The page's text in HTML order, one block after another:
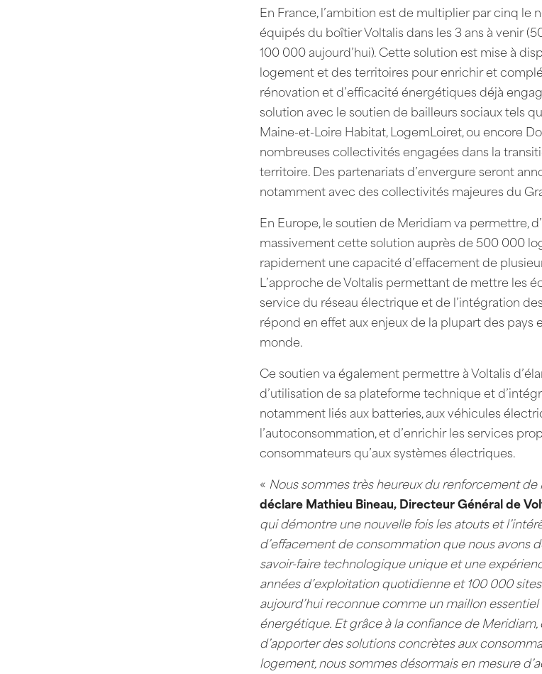
En France, l’ambition est de multiplier par cinq le
équipés du boîtier Voltalis dans les 3 ans à venir
100 000 aujourd’hui). Cette solution est mise à
logement et des territoires pour enrichir et
rénovation et d’efficacité énergétiques déjà
solution avec le soutien de bailleurs sociaux tels
Maine-et-Loire Habitat, LogemLoiret, ou encore
nombreuses collectivités engagées dans la
territoire. Des partenariats d’envergure seront
notamment avec des collectivités majeures du
En Europe, le soutien de Meridiam va permettre,
massivement cette solution auprès de 500 000
rapidement une capacité d’effacement de
L’approche de Voltalis permettant de mettre les
service du réseau électrique et de l’intégration
répond en effet aux enjeux de la plupart des pays
monde.
Ce soutien va également permettre à Voltalis
d’utilisation de sa plateforme technique et
notamment liés aux batteries, aux véhicules
l’autoconsommation, et d’enrichir les services
consommateurs qu’aux systèmes électriques.
« Nous sommes très heureux du renforcement
déclare Mathieu Bineau, Directeur Général de
qui démontre une nouvelle fois les atouts et
d’effacement de consommation que nous avons
savoir-faire technologique unique et une
années d’exploitation quotidienne et 100 000
aujourd’hui reconnue comme un maillon
énergétique. Et grâce à la confiance de
d’apporter des solutions concrètes aux
logement, nous sommes désormais en mesure